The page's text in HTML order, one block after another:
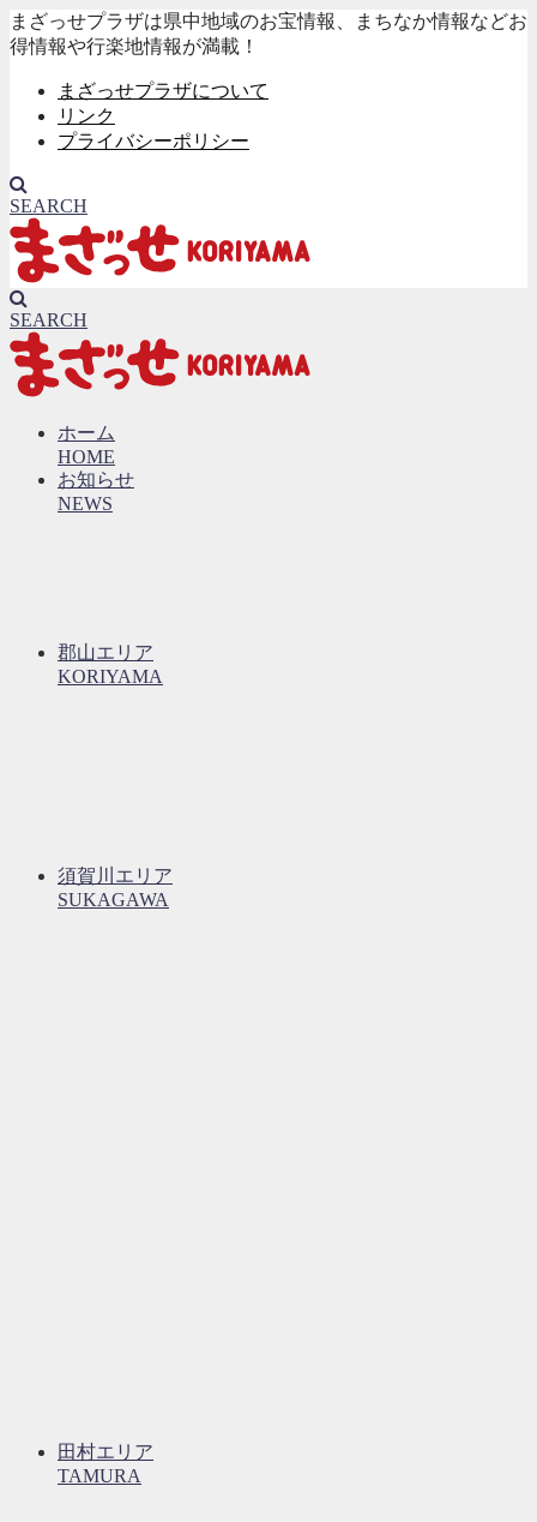
まざっせプラザは県中地域のお宝情報、まちなか情報などお
得情報や行楽地情報が満載！
まざっせプラザについて
リンク
プライバシーポリシー
SEARCH
SEARCH
ホーム
HOME
お知らせ
NEWS
郡山エリア
KORIYAMA
須賀川エリア
SUKAGAWA
田村エリア
TAMURA